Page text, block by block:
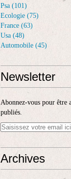
Psa (101)
Ecologie (75)
France (63)
Usa (48)
Automobile (45)
Newsletter
Abonnez-vous pour être
publiés.
Archives